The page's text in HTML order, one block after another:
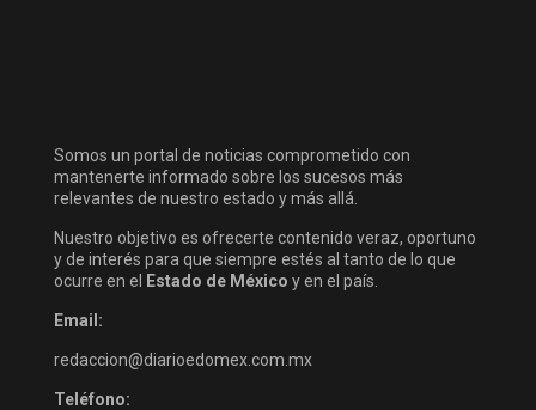
Somos un portal de noticias comprometido con
mantenerte informado sobre los sucesos más
relevantes de nuestro estado y más allá.
Nuestro objetivo es ofrecerte contenido veraz, oportuno
y de interés para que siempre estés al tanto de lo que
ocurre en el
Estado de México y en el país.
Email:
redaccion@diarioedomex.com.mx
Teléfono: